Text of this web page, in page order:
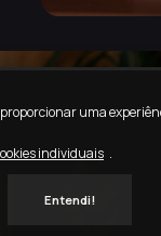
uma
individuais .
Entendi!